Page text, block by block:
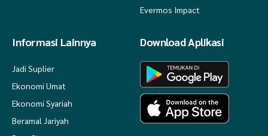
Evermos Impact
Informasi Lainnya
Jadi Suplier
Ekonomi Umat
Ekonomi Syariah
Beramal Jariyah
Download Aplikasi